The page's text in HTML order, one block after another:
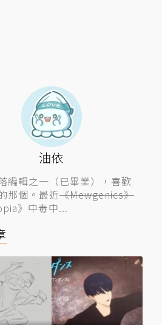
油依
編輯之一（已畢業），喜歡
那個。最近《Mewgenics》
》中毒中...